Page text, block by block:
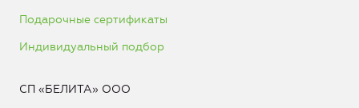
Подарочные сертификаты
Индивидуальный подбор
СП «БЕЛИТА» ООО